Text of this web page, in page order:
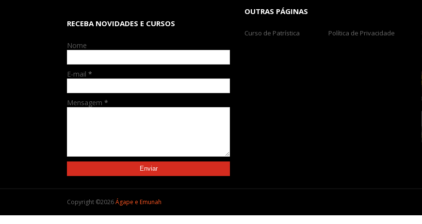
RECEBA NOVIDADES E CURSOS
Nome
E-mail *
Mensagem *
OUTRAS PÁGINAS
Curso de Patrística Política de Privacidade
Copyright ©2026Ágape e Emunah